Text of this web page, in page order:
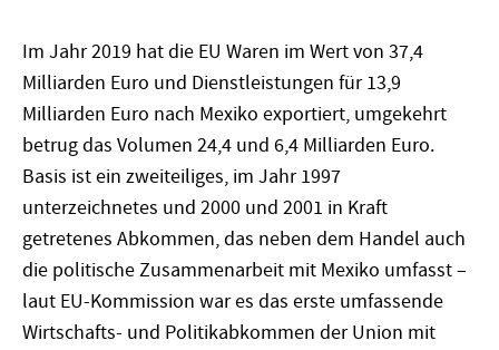
Im Jahr 2019 hat die EU Waren im Wert von 37,4
Milliarden Euro und Dienstleistungen für 13,9
Milliarden Euro nach Mexiko exportiert, umgekehrt
betrug das Volumen 24,4 und 6,4 Milliarden Euro.
Basis ist ein zweiteiliges, im Jahr 1997
unterzeichnetes und 2000 und 2001 in Kraft
getretenes Abkommen, das neben dem Handel auch
die politische Zusammenarbeit mit Mexiko umfasst –
laut EU-Kommission war es das erste umfassende
Wirtschafts- und Politikabkommen der Union mit